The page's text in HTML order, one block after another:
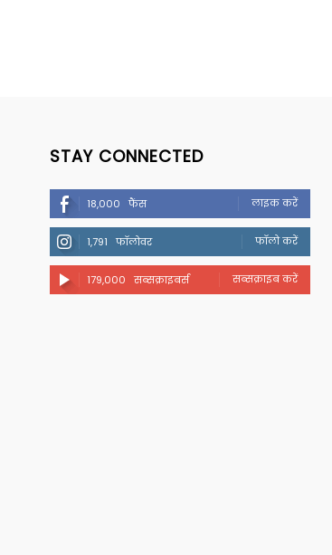
STAY CONNECTED
18,000 फैंस लाइक करें
1,791 फॉलोवर फॉलो करें
179,000 सब्सक्राइबर्स सब्सक्राइब करें